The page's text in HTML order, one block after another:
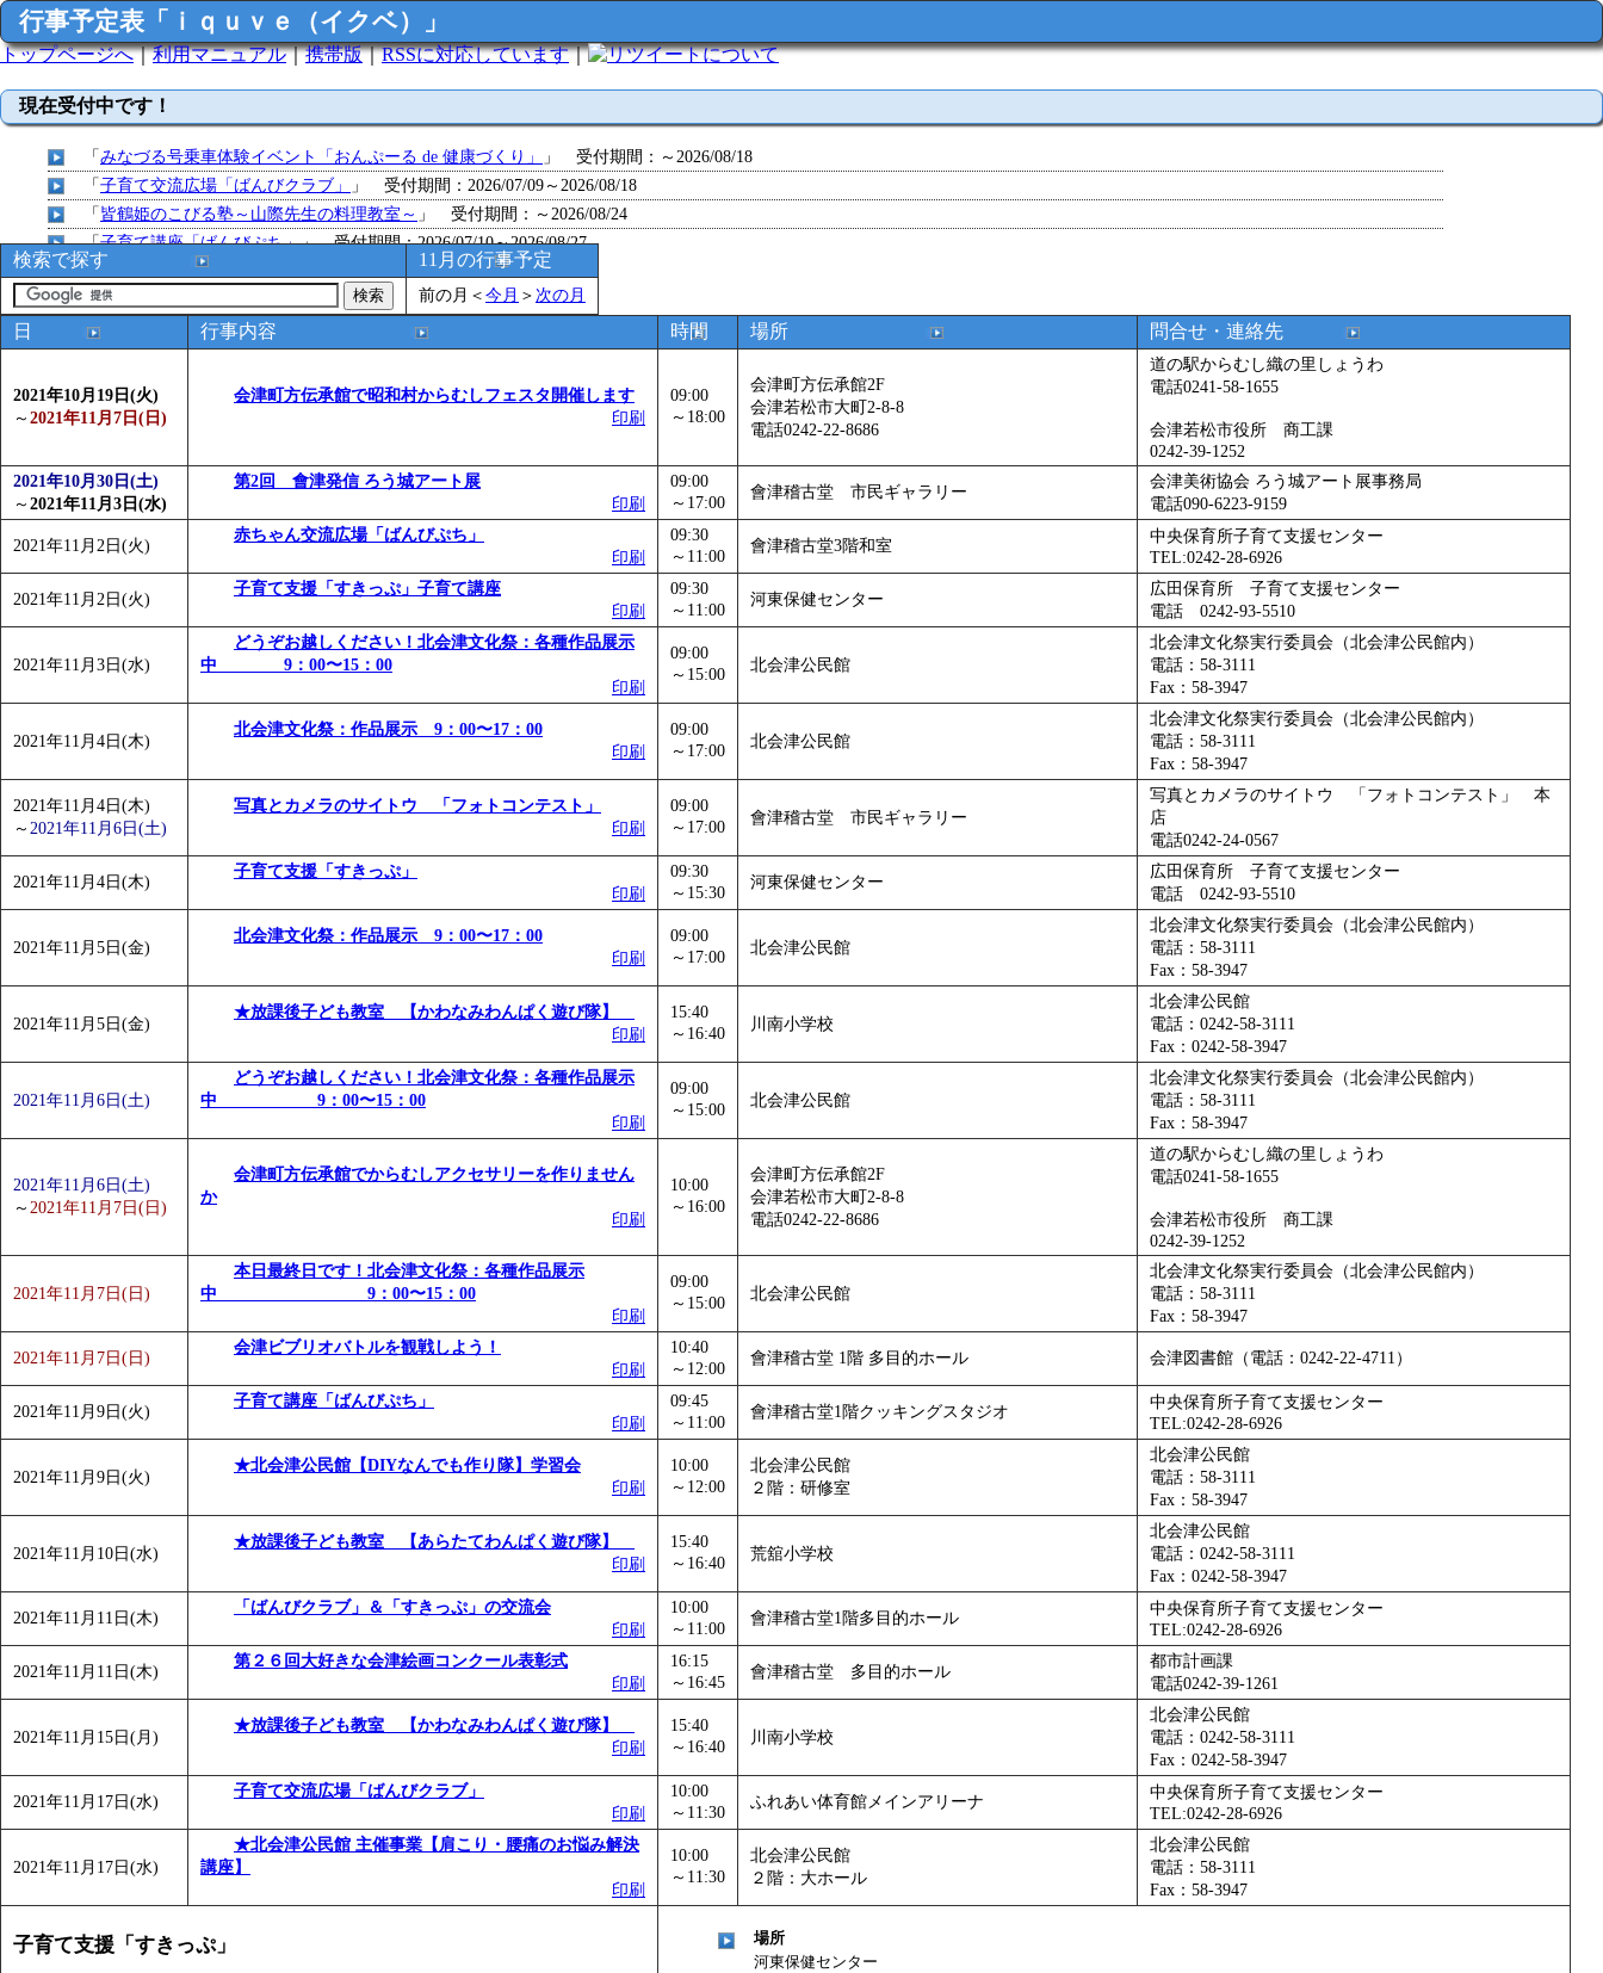
行事予定表「ｉｑｕｖｅ（イクベ）」
トップページへ｜利用マニュアル｜携帯版｜RSSに対応しています｜ について
現在受付中です！
「みなづる号乗車体験イベント「おんぷーる de 健康づくり」
」 受付期間：～2026/08/18
「子育て交流広場「ばんびクラブ」
」 受付期間：2026/07/09～2026/08/18
「皆鶴姫のこびる塾～山際先生の料理教室～ 」 受付期間：～2026/08/24
「子育て講座「ばんびぷち」」 受付期間：2026/07/10～2026/08/27
「 子育て交流広場「ばんびクラブ」
」 受付期間：2026/07/13～2026/08/28
「子育て交流広場「ばんびクラブ」
」 受付期間：2026/08/10～2026/09/01
「 赤ちゃん子育て講座「ばんびぷち」
」 受付期間：2026/08/10～2026/09/07
「まだまだ暑い！コミプの夏！！第11回 水中レクリエーション 障害物競争でお土産をゲットせよ！」 受付期間：～2026/09/13
「 皆鶴姫のこびる塾～山際先生の料理教室～
」 受付期間：～2026/09/14
「赤ちゃん交流広場「ばんびぷち」」 受付期間：2026/08/10～2026/09/28
「 みなづる号乗車体験イベント「おんぷーる de 健康づくり」
」 受付期間：～2026/09/29
堂島地区歴史ウオークの参加者を募集します」 受付期間：～2026/09/30
「みなづる号乗車体験イベント「おんぷーる de 健康づくり」
」 受付期間：～2026/11/05
皆鶴姫のこびる塾～山際先生の料理教室～ 」 受付期間：～2026/11/30
みなづる号乗車体験イベント「おんぷーる de 健康づくり」 」 受付期間：～2026/12/03
検索で探す 11月の行事予定
前の月 ＜今月 ＞ 次の月
日 行事内容 時間 場所 問合せ・連絡先
2021年10月19日(火)
～2021年11月7日(日)
会津町方伝承館で昭和村からむしフェスタ開催します
印刷
09:00
～18:00
会津町方伝承館2F
会津若松市大町2-8-8
電話0242-22-8686
道の駅からむし織の里しょうわ
電話0241-58-1655
会津若松市役所 商工課
0242-39-1252
2021年10月30日(土)
～2021年11月3日(水)
第2回 會津発信 ろう城アート展
印刷
09:00
～17:00
會津稽古堂 市民ギャラリー
会津美術協会 ろう城アート展事務局
電話090-6223-9159
2021年11月2日(火)
赤ちゃん交流広場「ばんびぷち」
印刷
09:30
～11:00
會津稽古堂3階和室
中央保育所子育て支援センター
TEL:0242‐28‐6926
2021年11月2日(火)
子育て支援「すきっぷ」子育て講座
印刷
09:30
～11:00
河東保健センター
広田保育所 子育て支援センター
電話 0242-93-5510
2021年11月3日(水)
どうぞお越しください！北会津文化祭：各種作品展示
中 9：00〜15：00
印刷
09:00
～15:00
北会津公民館
北会津文化祭実行委員会（北会津公民館内）
電話：58-3111
Fax：58-3947
2021年11月4日(木)
北会津文化祭：作品展示 9：00〜17：00
印刷
09:00
～17:00
北会津公民館
北会津文化祭実行委員会（北会津公民館内）
電話：58-3111
Fax：58-3947
2021年11月4日(木)
～ 2021年11月6日(土)
写真とカメラのサイトウ 「フォトコンテスト」
印刷
09:00
～17:00
會津稽古堂 市民ギャラリー
写真とカメラのサイトウ 「フォトコンテスト」 本
店
電話0242-24-0567
2021年11月4日(木)
子育て支援「すきっぷ」
印刷
09:30
～15:30
河東保健センター
広田保育所 子育て支援センター
電話 0242-93-5510
2021年11月5日(金)
北会津文化祭：作品展示 9：00〜17：00
印刷
09:00
～17:00
北会津公民館
北会津文化祭実行委員会（北会津公民館内）
電話：58-3111
Fax：58-3947
2021年11月5日(金)
★放課後子ども教室 【かわなみわんぱく遊び隊】
印刷
15:40
～16:40
川南小学校
北会津公民館
電話：0242-58-3111
Fax：0242-58-3947
2021年11月6日(土)
どうぞお越しください！北会津文化祭：各種作品展示
中 9：00〜15：00
印刷
09:00
～15:00
北会津公民館
北会津文化祭実行委員会（北会津公民館内）
電話：58-3111
Fax：58-3947
2021年11月6日(土)
～ 2021年11月7日(日)
会津町方伝承館でからむしアクセサリーを作りません
か
印刷
10:00
～16:00
会津町方伝承館2F
会津若松市大町2-8-8
電話0242-22-8686
道の駅からむし織の里しょうわ
電話0241-58-1655
会津若松市役所 商工課
0242-39-1252
2021年11月7日(日)
本日最終日です！北会津文化祭：各種作品展示
中 9：00〜15：00
印刷
09:00
～15:00
北会津公民館
北会津文化祭実行委員会（北会津公民館内）
電話：58-3111
Fax：58-3947
2021年11月7日(日)
会津ビブリオバトルを観戦しよう！
印刷
10:40
～12:00
會津稽古堂 1階 多目的ホール 会津図書館（電話：0242-22-4711）
2021年11月9日(火)
子育て講座「ばんびぷち」
印刷
09:45
～11:00
會津稽古堂1階クッキングスタジオ
中央保育所子育て支援センター
TEL:0242‐28‐6926
2021年11月9日(火)
★北会津公民館【DIYなんでも作り隊】学習会
印刷
10:00
～12:00
北会津公民館
２階：研修室
北会津公民館
電話：58-3111
Fax：58-3947
2021年11月10日(水)
★放課後子ども教室 【あらたてわんぱく遊び隊】
印刷
15:40
～16:40
荒舘小学校
北会津公民館
電話：0242-58-3111
Fax：0242-58-3947
2021年11月11日(木)
「ばんびクラブ」＆「すきっぷ」の交流会
印刷
10:00
～11:00
會津稽古堂1階多目的ホール
中央保育所子育て支援センター
TEL:0242-28-6926
2021年11月11日(木)
第２６回大好きな会津絵画コンクール表彰式
印刷
16:15
～16:45
會津稽古堂 多目的ホール
都市計画課
電話0242-39-1261
2021年11月15日(月)
★放課後子ども教室 【かわなみわんぱく遊び隊】
印刷
15:40
～16:40
川南小学校
北会津公民館
電話：0242-58-3111
Fax：0242-58-3947
2021年11月17日(水)
子育て交流広場「ばんびクラブ」
印刷
10:00
～11:30
ふれあい体育館メインアリーナ
中央保育所子育て支援センター
TEL:0242-28-6926
2021年11月17日(水)
★北会津公民館 主催事業【肩こり・腰痛のお悩み解決
講座】
印刷
10:00
～11:30
北会津公民館
２階：大ホール
北会津公民館
電話：58-3111
Fax：58-3947
子育て支援「すきっぷ」
場所
河東保健センター